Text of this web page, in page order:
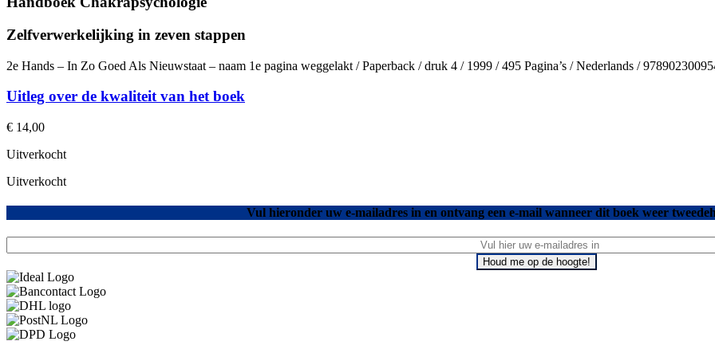
Zelfverwerkelijking in zeven stappen
2e Hands – In Zo Goed Als Nieuwstaat – naam 1e pagina weggelakt / Paperback / druk 4 / 1999 / 495 Pagina’s / Nederlands /
Uitleg over de kwaliteit van het boek
€ 14,00
Uitverkocht
Uitverkocht
Vul hieronder uw e-mailadres in en ontvang een e-mail wanneer dit boek weer
Houd me op de hoogte!